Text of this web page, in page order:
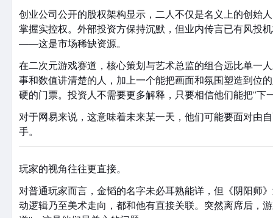
创业公司公开的股权架构显示，二人不仅是名义上的创始
掌握实控权。外部投资方保持沉默，但业内传言已有风投
——这是市场稀缺资源。
在二次元游戏赛道，核心策划与艺术总监的组合远比单一
事和数值讲清楚的人，加上一个能把画面和氛围塑造到位
硬的门票。投资人不需要更多解释，只要相信他们能把“下
对于网易来说，这意味着未来某一天，他们可能要面对由
手。
玩家的视角往往更直接。
对普通玩家而言，金韬的名字未必耳熟能详，但《阴阳师
动逻辑乃至美术走向，都和他有直接关联。突然离席后，